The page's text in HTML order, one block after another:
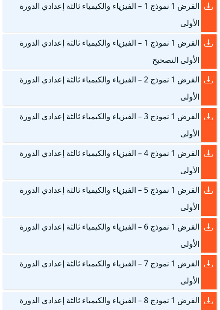
الفرض 1 نموذج 1 – الفيزياء والكيمياء ثالثة إعدادي الدورة
الأولى
الفرض 1 نموذج 1 – الفيزياء والكيمياء ثالثة إعدادي الدورة
الأولى التصحيح
الفرض 1 نموذج 2 – الفيزياء والكيمياء ثالثة إعدادي الدورة
الأولى
الفرض 1 نموذج 3 – الفيزياء والكيمياء ثالثة إعدادي الدورة
الأولى
الفرض 1 نموذج 4 – الفيزياء والكيمياء ثالثة إعدادي الدورة
الأولى
الفرض 1 نموذج 5 – الفيزياء والكيمياء ثالثة إعدادي الدورة
الأولى
الفرض 1 نموذج 6 – الفيزياء والكيمياء ثالثة إعدادي الدورة
الأولى
الفرض 1 نموذج 7 – الفيزياء والكيمياء ثالثة إعدادي الدورة
الأولى
الفرض 1 نموذج 8 – الفيزياء والكيمياء ثالثة إعدادي الدورة